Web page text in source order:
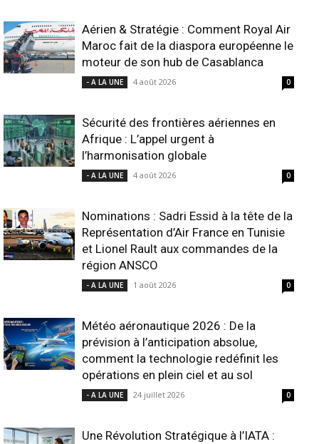
Aérien & Stratégie : Comment Royal Air
Maroc fait de la diaspora européenne le
moteur de son hub de Casablanca
- A LA UNE 4 août 2026 0
Sécurité des frontières aériennes en
Afrique : L’appel urgent à
l’harmonisation globale
- A LA UNE 4 août 2026 0
Nominations : Sadri Essid à la tête de la
Représentation d’Air France en Tunisie
et Lionel Rault aux commandes de la
région ANSCO
- A LA UNE 1 août 2026 0
Météo aéronautique 2026 : De la
prévision à l’anticipation absolue,
comment la technologie redéfinit les
opérations en plein ciel et au sol
- A LA UNE 24 juillet 2026 0
Une Révolution Stratégique à l’IATA :